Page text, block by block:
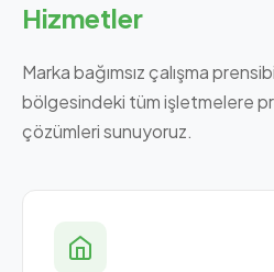
Hizmetler
Marka bağımsız çalışma
bölgesindeki tüm işletmelere
çözümleri sunuyoruz.